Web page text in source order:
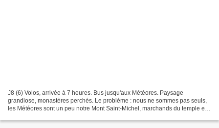
J8 (6) Volos, arrivée à 7 heures. Bus jusqu'aux Météores. Paysage
grandiose, monastères perchés. Le problème : nous ne sommes pas seuls,
les Météores sont un peu notre Mont Saint-Michel, marchands du temple en